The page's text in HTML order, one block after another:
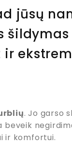
jūsų
šildymas
. Jo garso
ir komfortui.